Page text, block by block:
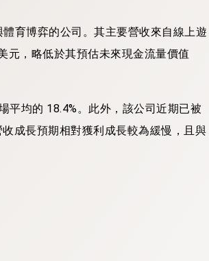
育博弈的公司。其主要營收來自線上遊
元，略低於其預估未來現金流量價值
平均的 18.4%。此外，該公司近期已被
成長預期相對獲利成長較為緩慢，且與